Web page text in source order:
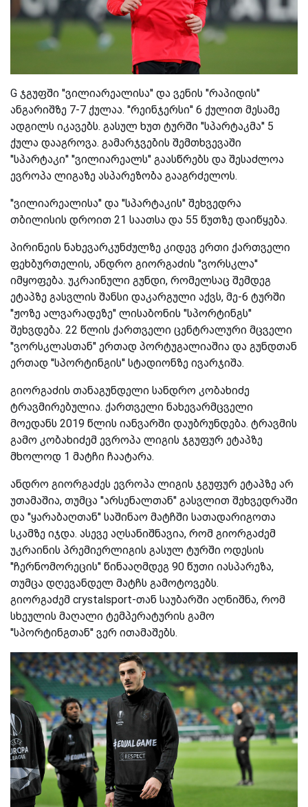
G ჯგუფში ''ვილიარეალისა'' და ვენის ''რაპიდის''
ანგარიშზე 7-7 ქულაა. ''რეინჯერსი'' 6 ქულით მესამე
ადგილს იკავებს. გასულ ხუთ ტურში ''სპარტაკმა'' 5
ქულა დააგროვა. გამარჯვების შემთხვევაში
''სპარტაკი'' ''ვილიარეალს'' გაასწრებს და შესაძლოა
ევროპა ლიგაზე ასპარეზობა გააგრძელოს.
''ვილიარეალისა'' და ''სპარტაკის'' შეხვედრა
თბილისის დროით 21 საათსა და 55 წუთზე დაიწყება.
პირინეის ნახევარკუნძულზე კიდევ ერთი ქართველი
ფეხბურთელის, ანდრო გიორგაძის ''ვორსკლა''
იმყოფება. უკრაინული გუნდი, რომელსაც შემდეგ
ეტაპზე გასვლის შანსი დაკარგული აქვს, მე-6 ტურში
''ჟოზე ალვარადეზე'' ლისაბონის ''სპორტინგს''
შეხვდება. 22 წლის ქართველი ცენტრალური მცველი
''ვორსკლასთან'' ერთად პორტუგალიაშია და გუნდთან
ერთად ''სპორტინგის'' სტადიონზე ივარჯიშა.
გიორგაძის თანაგუნდელი სანდრო კობახიძე
ტრავმირებულია. ქართველი ნახევარმცველი
მოედანს 2019 წლის იანვარში დაუბრუნდება. ტრავმის
გამო კობახიძემ ევროპა ლიგის ჯგუფურ ეტაპზე
მხოლოდ 1 მატჩი ჩაატარა.
ანდრო გიორგაძეს ევროპა ლიგის ჯგუფურ ეტაპზე არ
უთამაშია, თუმცა ''არსენალთან'' გასვლით შეხვედრაში
და ''ყარაბაღთან'' საშინაო მატჩში სათადარიგოთა
სკამზე იჯდა. ასევე აღსანიშნავია, რომ გიორგაძემ
უკრაინის პრემიერლიგის გასულ ტურში ოდესის
''ჩერნომორეცის'' წინააღმდეგ 90 წუთი იასპარეზა,
თუმცა დღევანდელ მატჩს გამოტოვებს.
გიორგაძემ crystalsport-თან საუბარში აღნიშნა, რომ
სხეულის მაღალი ტემპერატურის გამო
''სპორტინგთან'' ვერ ითამაშებს.